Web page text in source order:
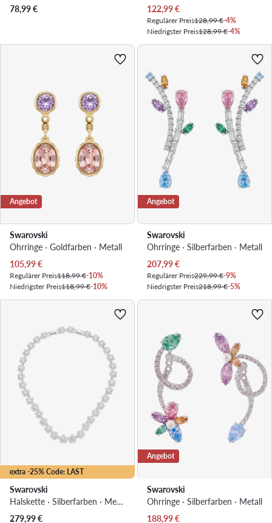
78,99€
Aktueller Preis
122,99€
Regulärer Preis128,99 €-4%
Niedrigster Preis128,99 €-4%
Angebot
Swarovski
Ohrringe · Goldfarben · Metall
Aktueller Preis
105,99€
Regulärer Preis118,99 €-10%
Niedrigster Preis118,99 €-10%
Angebot
Swarovski
Ohrringe · Silberfarben · Metall
Aktueller Preis
207,99€
Regulärer Preis229,99 €-9%
Niedrigster Preis218,99 €-5%
extra -25% Code: LAST
Swarovski
Halskette · Silberfarben · Metall
279,99€
Angebot
Swarovski
Ohrringe · Silberfarben · Metall
Aktueller Preis
188,99€